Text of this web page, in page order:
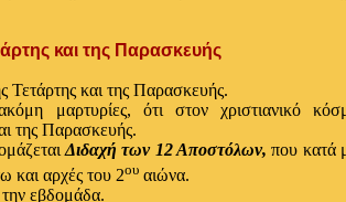
και της Παρασκευής
Τετάρτης και της Παρασκευής.
μαρτυρίες, ότι στον χριστιανικό
της Παρασκευής.
Διδαχή των 12 Αποστόλων, που κατά
και αρχές του 2ου αιώνα.
την εβδομάδα.